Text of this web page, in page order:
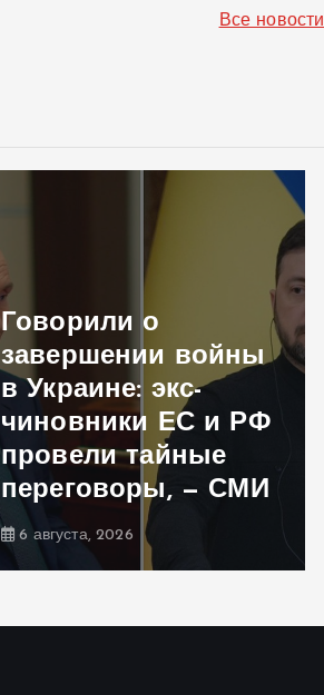
Все новости
Говорили о
завершении войны
в Украине: экс-
чиновники ЕС и РФ
провели тайные
переговоры, — СМИ
6 августа, 2026